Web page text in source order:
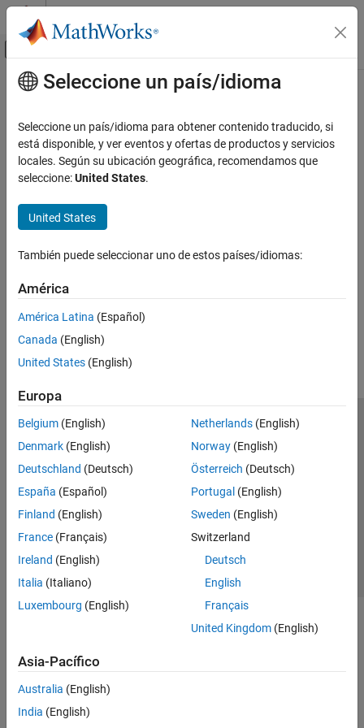
Saltar al contenido
Mostrar/ocultar menú de navegación
Inicio de Documentación
Contenido principal
¿Qué tan útil fue esta traducción?
Seleccione un país/idioma
Seleccione un país/idioma para obtener contenido traducido, si
está disponible, y ver eventos y ofertas de productos y servicios
locales. Según su ubicación geográfica, recomendamos que
seleccione:United States.
United States
También puede seleccionar uno de estos países/idiomas:
América
América Latina (Español)
Canada (English)
United States (English)
Europa
Belgium (English)
Denmark (English)
Deutschland (Deutsch)
España (Español)
Finland (English)
France (Français)
Ireland (English)
Italia (Italiano)
Luxembourg (English)
Netherlands(English)
Norway(English)
Österreich (Deutsch)
Portugal (English)
Sweden (English)
Switzerland
Deutsch
English
Français
United Kingdom(English)
Asia-Pacífico
Australia (English)
India (English)
Centro de confianza
Marcas comerciales
Política de privacidad
Antipiratería
Estado de las aplicaciones
Información de contacto
© 1994-2026 The MathWorks, Inc.